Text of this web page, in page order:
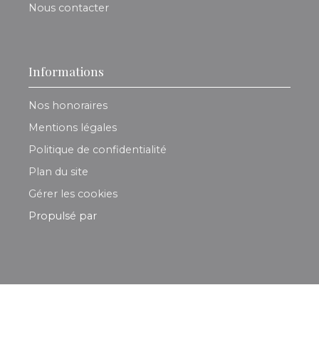
Nous contacter
Informations
Nos honoraires
Mentions légales
Politique de confidentialité
Plan du site
Gérer les cookies
Propulsé par